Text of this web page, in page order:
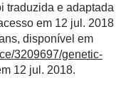
traduzida e adaptada
em 12 jul. 2018
disponível em
3209697/genetic-
12 jul. 2018.